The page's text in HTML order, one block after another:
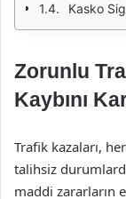
Kasko
Zorunlu
Kaybını
Trafik kazaları,
talihsiz
maddi zararların